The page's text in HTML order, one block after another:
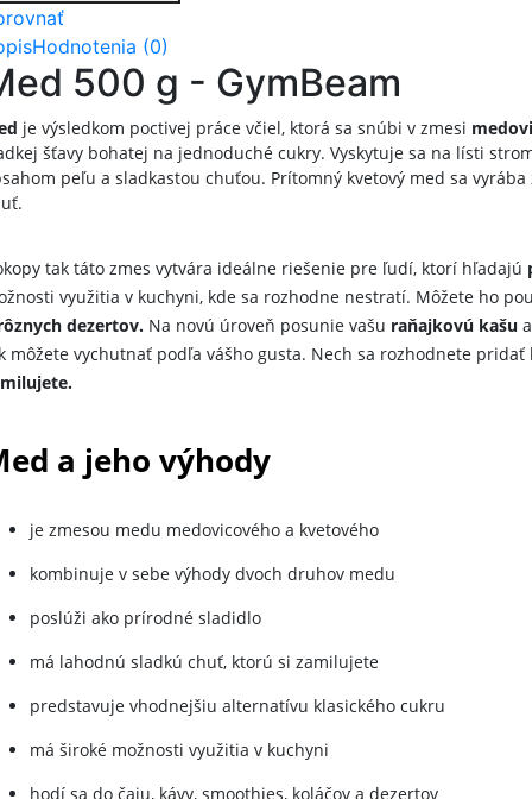
Hodnotenia (0)
500 g - GymBeam
je výsledkom poctivej práce včiel, ktorá sa snúbi v zmesi
šťavy bohatej na jednoduché cukry. Vyskytuje sa na lísti
peľu a sladkastou chuťou. Prítomný kvetový med sa
tak táto zmes vytvára ideálne riešenie pre ľudí, ktorí hľadajú
využitia v kuchyni, kde sa rozhodne nestratí. Môžete ho
dezertov. Na novú úroveň posunie vašu raňajkovú kašu
môžete vychutnať podľa vášho gusta. Nech sa rozhodnete
a jeho výhody
je zmesou medu medovicového a kvetového
kombinuje v sebe výhody dvoch druhov medu
poslúži ako prírodné sladidlo
má lahodnú sladkú chuť, ktorú si zamilujete
predstavuje vhodnejšiu alternatívu klasického cukru
má široké možnosti využitia v kuchyni
hodí sa do čaju, kávy, smoothies, koláčov a dezertov